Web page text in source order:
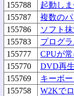
155788
起動し
155787
複数のパ
155786
ソフト
155783
プログ
155777
CPUが
155770
DVD再
155769
キーボ
155758
W2Kで